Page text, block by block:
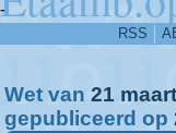
-
RSS
Wet van 21 maart
gepubliceerd op